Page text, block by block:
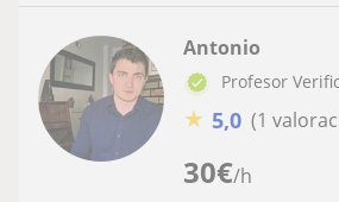
30€/h
Antonio
Profesor
★ 5,0 (1